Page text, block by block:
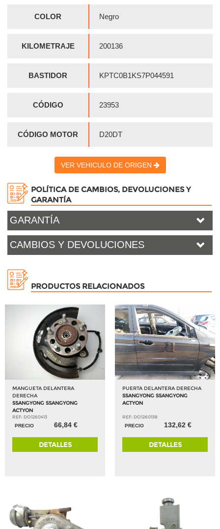
COLOR Negro
KILOMETRAJE 200136
BASTIDOR KPTC0B1KS7P044591
CÓDIGO 23953
CÓDIGO MOTOR D20DT
VER VEHICULO DE ORIGEN
POLÍTICA DE CAMBIOS, DEVOLUCIONES Y
GARANTÍA
GARANTÍA
CAMBIOS Y DEVOLUCIONES
PRODUCTOS RELACIONADOS
MANGUETA DELANTERA
DERECHA
SSANGYONG SSANGYONG
ACTYON
REF: DO1260413
PRECIO
66,84 €
DETALLES
PUERTA DELANTERA DERECHA
SSANGYONG SSANGYONG
ACTYON
REF: DO1260138
PRECIO
132,62 €
DETALLES